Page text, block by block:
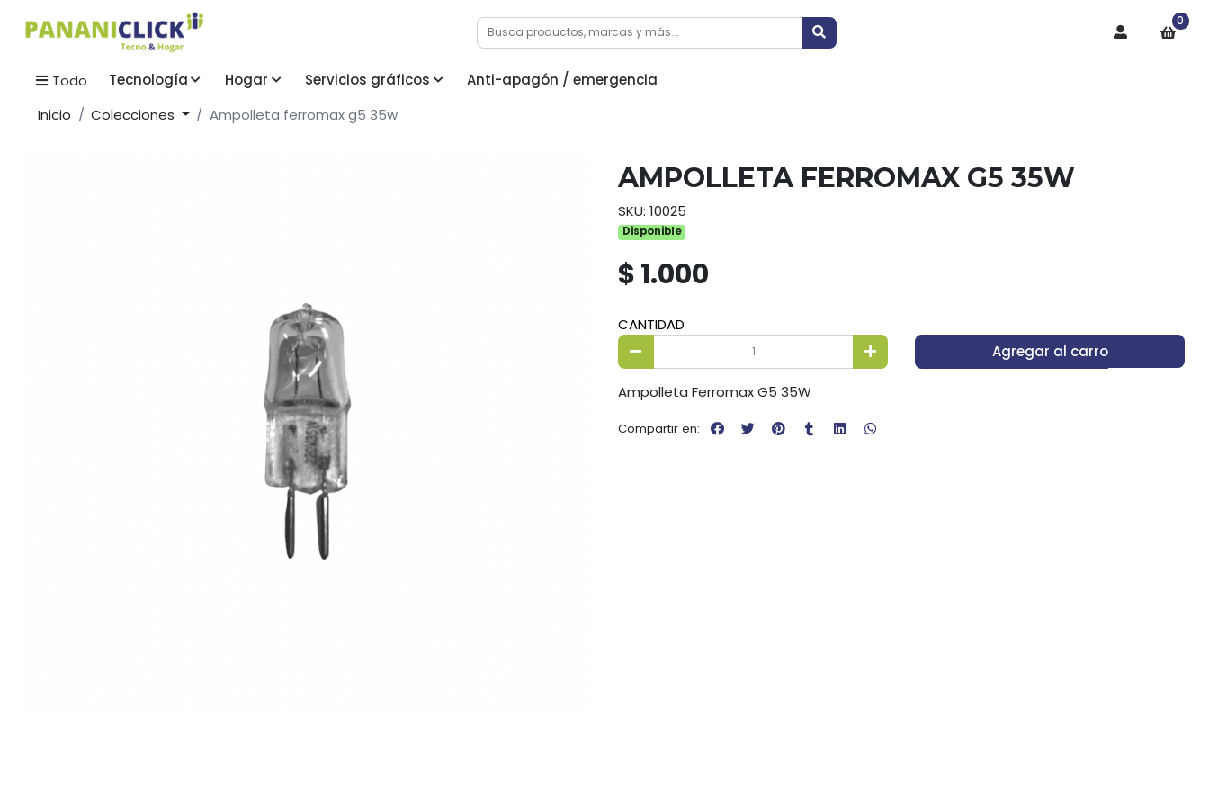
0
Todo Tecnología Hogar Servicios gráficos
Anti-apagón / emergencia
Inicio
Colecciones Ampolleta ferromax g5 35w
AMPOLLETA FERROMAX G5 35W
SKU: 10025
Disponible
$ 1.000
CANTIDAD
Agregar al carro
Ampolleta Ferromax G5 35W
Compartir en: